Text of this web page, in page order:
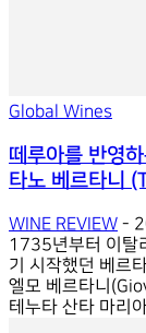
Global Wines
떼루아를 반영
타노 베르타니
WINE REVIEW -
1735년부터 이탈
기 시작했던 베르
엘모 베르타니
테누타 산타 마리